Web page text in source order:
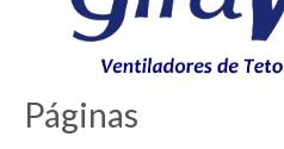
Páginas